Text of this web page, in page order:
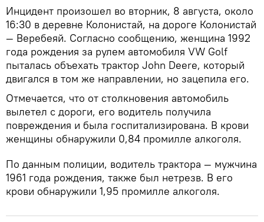
Инцидент произошел во вторник, 8 августа, около
16:30 в деревне Колониcтай, на дороге Колонистай
— Веребеяй. Согласно сообщению, женщина 1992
года рождения за рулем автомобиля VW Golf
пыталась объехать трактор John Deere, который
двигался в том же направлении, но зацепила его.
Отмечается, что от столкновения автомобиль
вылетел с дороги, его водитель получила
повреждения и была госпитализирована. В крови
женщины обнаружили 0,84 промилле алкоголя.
По данным полиции, водитель трактора — мужчина
1961 года рождения, также был нетрезв. В его
крови обнаружили 1,95 промилле алкоголя.